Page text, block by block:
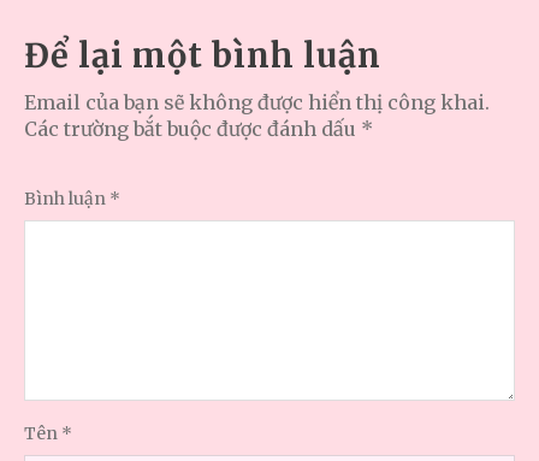
Để lại một bình luận
Email của bạn sẽ không được hiển thị công khai.
Các trường bắt buộc được đánh dấu *
Bình luận *
Tên *